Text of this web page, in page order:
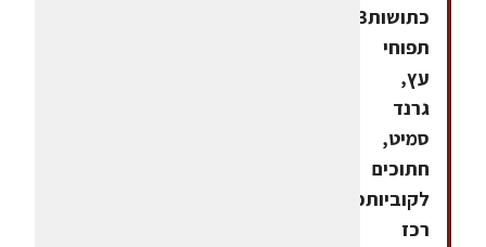
כתושות3
תפוחי
עץ,
גרנד
סמיט,
חתוכים
לקוביותכוס
רכז